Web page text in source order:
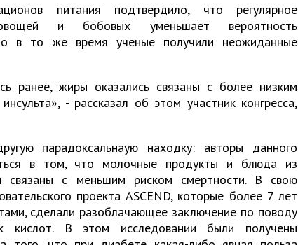
питания подтвердило, что регулярное
и бобовых уменьшает вероятность
в то же время ученые получили неожиданные
ранее, жиры оказались связаны с более низким
- рассказал об этом участник конгресса,
парадоксальнаую находку: авторы данного
в том, что молочные продукты и блюда из
связаны с меньшим риском смертности. В свою
проекта ASCEND, которые более 7 лет
сделали разоблачающее заключение по поводу
кислот. В этом исследовании были получены